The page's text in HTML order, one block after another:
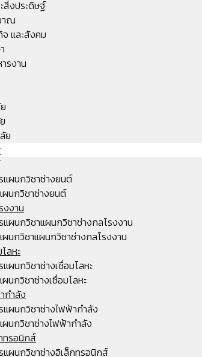
สิ่งประดิษฐ์
าณ
และสังคม
รงาน
ย
ผนกวิชาช่างยนต์
ผนกวิชาช่างยนต์
งงาน
ผนกวิชาแผนกวิชาช่างกลโรงงาน
ผนกวิชาแผนกวิชาช่างกลโรงงาน
ลหะ
ผนกวิชาช่างเชื่อมโลหะ
นกวิชาช่างเชื่อมโลหะ
กำลัง
ผนกวิชาช่างไฟฟ้ากำลัง
ผนกวิชาช่างไฟฟ้ากำลัง
ทรอนิกส์
ผนกวิชาช่างอิเล็กทรอนิกส์